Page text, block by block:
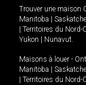
Trouver une maison
Manitoba
Territoires du Nord-
Yukon
Nunavut.
Maisons à louer -
Manitoba
Territoires du Nord-